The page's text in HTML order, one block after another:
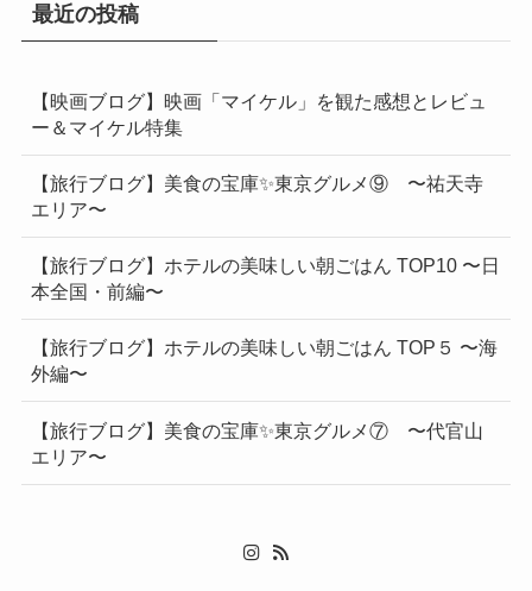
最近の投稿
【映画ブログ】映画「マイケル」を観た感想とレビュ
ー＆マイケル特集
【旅行ブログ】美食の宝庫✨東京グルメ⑨ 〜祐天寺
エリア〜
【旅行ブログ】ホテルの美味しい朝ごはん TOP10 〜日
本全国・前編〜
【旅行ブログ】ホテルの美味しい朝ごはん TOP５ 〜海
外編〜
【旅行ブログ】美食の宝庫✨東京グルメ⑦ 〜代官山
エリア〜